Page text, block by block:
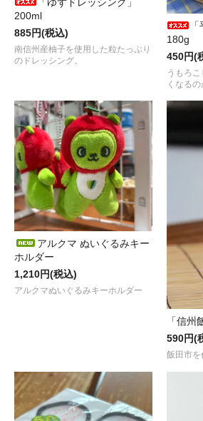
200ml
885円(税込)
南信州産柚子を使用した粒たっぷり
のドレッシング。
180g
450円(
うもろ
くなる
アルクマ ぬいぐるみキー
ホルダー
1,210円(税込)
アルクマぬいぐるみキーホルダー
「信
590円(
飯田市を